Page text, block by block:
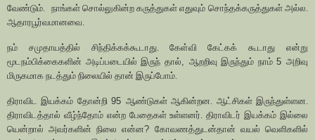
வேண்டும்.
நாங்கள் சொல்லுகின்ற கருத்துகள் எதுவும் சொந்தக்கருத்துகள் அல்ல.
ஆதாரபூர்வமானவை.
நம் சமுதாயத்தில் சிந்திக்கக்கூடாது. கேள்வி கேட்கக் கூடாது என்று
மூடநம்பிக்கைகளின் அடிப்படையில் இருந் தால்
ஆறறிவு இருந்தும் நாம்5 அறிவு
மிருகமாக நடத்தும் நிலையில் தான் இருப்போம்.
திராவிட இயக்கம் தோன்றி95 ஆண்டுகள் ஆகின்றன. ஆட்சிகள் இருந்துள்ளன.
திராவிடத்தால் வீழ்ந்தோம் என்ற பேதைகள் உள்ளனர். திராவிடர் இயக்கம் இல்லை
யென்றால் அவர்களின் நிலை என்ன? கோவணத்துடன்தான் வயல் வெளிகளில்